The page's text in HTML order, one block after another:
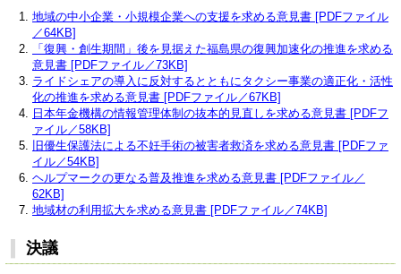
地域の中小企業・小規模企業への支援を求める意見書 [PDFファイル
／64KB]
「復興・創生期間」後を見据えた福島県の復興加速化の推進を求める
意見書 [PDFファイル／73KB]
ライドシェアの導入に反対するとともにタクシー事業の適正化・活性
化の推進を求める意見書 [PDFファイル／67KB]
日本年金機構の情報管理体制の抜本的見直しを求める意見書 [PDFフ
ァイル／58KB]
旧優生保護法による不妊手術の被害者救済を求める意見書 [PDFファ
イル／54KB]
ヘルプマークの更なる普及推進を求める意見書 [PDFファイル／
62KB]
地域材の利用拡大を求める意見書 [PDFファイル／74KB]
決議